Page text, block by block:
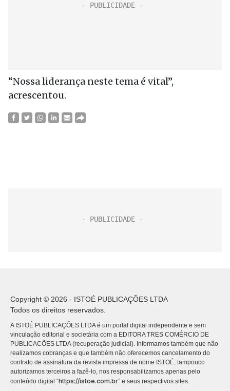
“Nossa liderança neste tema é vital”,
acrescentou.
Copyright © 2026 - ISTOÉ PUBLICAÇÕES LTDA
Todos os direitos reservados.
A ISTOÉ PUBLICAÇÕES LTDA é um portal digital independente e sem
vinculação editorial e societária com a EDITORA TRES COMÉRCIO DE
PUBLICACÕES LTDA (recuperação judicial). Informamos também que não
realizamos cobranças e que também não oferecemos cancelamento do
contrato de assinatura da revista impressa de nome ISTOÉ, tampouco
autorizamos terceiros a fazê-lo, nos responsabilizamos apenas pelo
conteúdo digital “https://istoe.com.br” e seus respectivos sites.